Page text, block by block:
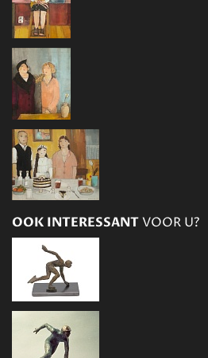
OOK INTERESSANTVOOR U?